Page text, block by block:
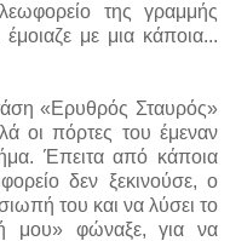
της γραμμής
με μια κάποια...
«Ερυθρός Σταυρός»
οι πόρτες του έμεναν
Έπειτα από κάποια
δεν ξεκινούσε, ο
του και να λύσει το
μου» φώναξε, για να